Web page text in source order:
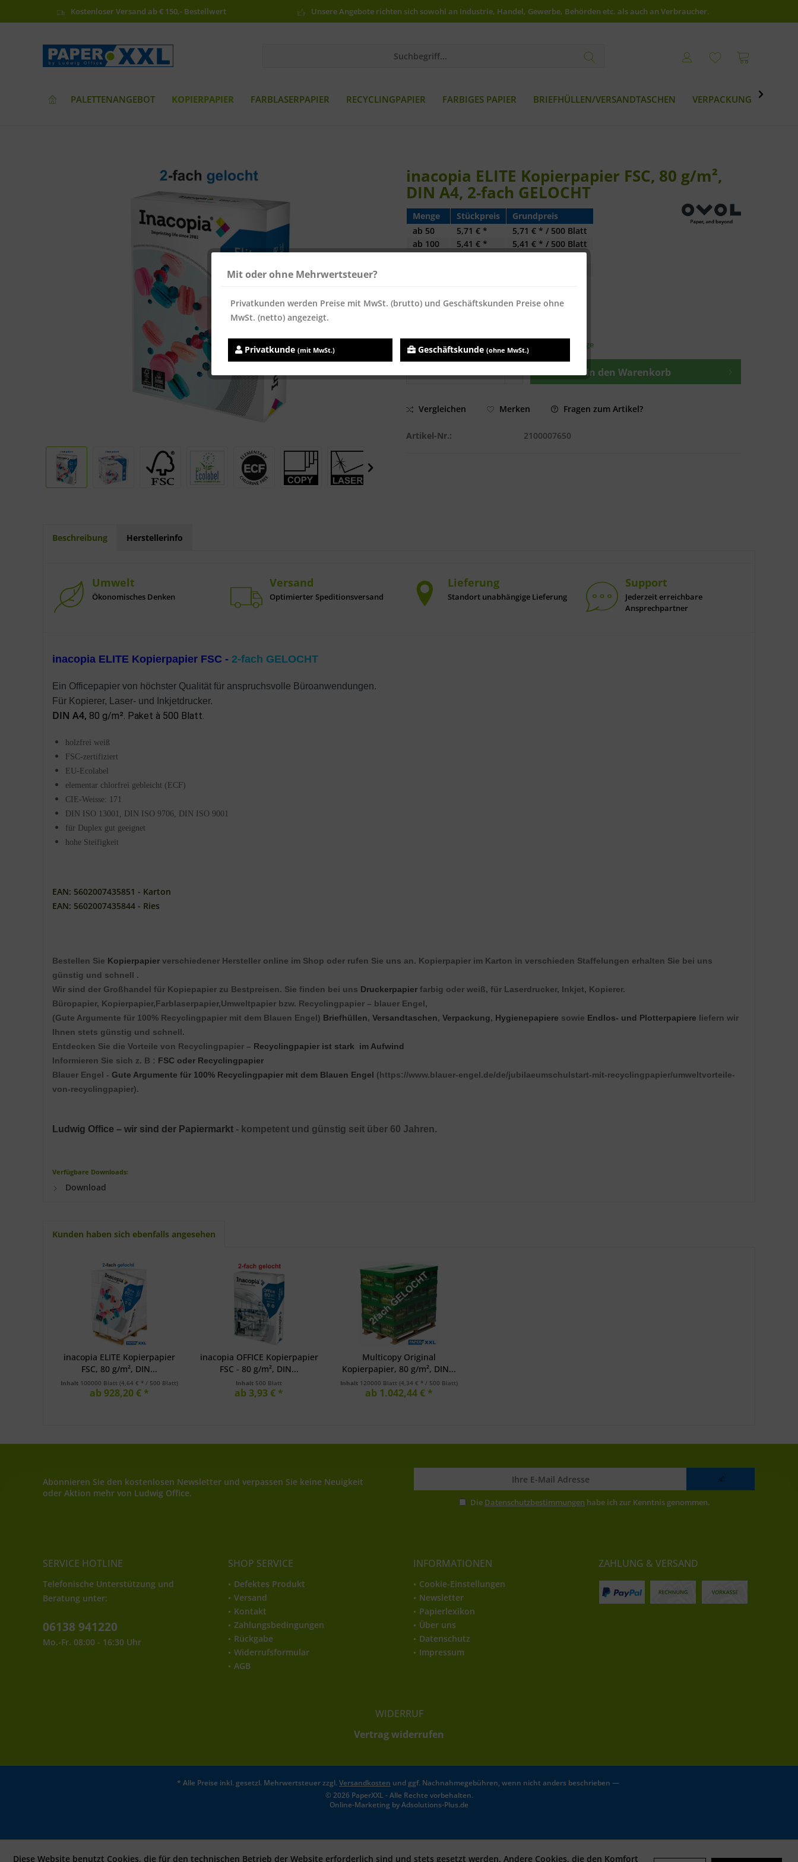
Kostenloser Versand ab € 150,- Bestellwert Unsere Angebote richten sich sowohl an Industrie, Handel, Gewerbe, Behörden etc. als auch an Verbraucher.
PALETTENANGEBOT KOPIERPAPIER FARBLASERPAPIER RECYCLINGPAPIER FARBIGES PAPIER BRIEFHÜLLEN/VERSANDTASCHEN VERPACKUNG 
inacopia ELITE Kopierpapier FSC, 80 g/m²,
DIN A4, 2-fach GELOCHT
Menge Stückpreis
Grundpreis
ab 50 5,71 € *
5,71 € * / 500 Blatt
ab 100 5,41 € *
5,41 € * / 500 Blatt
4,88 € * / 500 Blatt
Inhalt:500 Blatt
Sofort versandfertig, Lieferzeit ca. 1-3 Werktage
In den Warenkorb
Vergleichen Merken Fragen zum Artikel?
Artikel-Nr.: 2100007650
Beschreibung Herstellerinfo
Umwelt
Ökonomisches Denken
Versand
Optimierter Speditionsversand
Lieferung
Standort unabhängige Lieferung
Support
Jederzeit erreichbare
Ansprechpartner
inacopia ELITE Kopierpapier FSC - 2-fach GELOCHT
Ein Officepapier von höchster Qualität für anspruchsvolle Büroanwendungen.
Für Kopierer, Laser- und Inkjetdrucker.
DIN A4, 80 g/m². Paket à 500 Blatt.
holzfrei weiß
FSC-zertifiziert
EU-Ecolabel
elementar chlorfrei gebleicht (ECF)
CIE-Weisse: 171
DIN ISO 13001, DIN ISO 9706, DIN ISO 9001
für Duplex gut geeignet
hohe Steifigkeit
EAN: 5602007435851 - Karton
EAN: 5602007435844 - Ries
Bestellen Sie Kopierpapier verschiedener Hersteller online im Shop oder rufen Sie uns an. Kopierpapier im Karton in verschieden Staffelungen erhalten Sie bei uns
günstig und schnell .
Wir sind der Großhandel für Kopiepapier zu Bestpreisen. Sie finden bei uns Druckerpapier farbig oder weiß, für Laserdrucker, Inkjet, Kopierer.
Büropapier, Kopierpapier,Farblaserpapier,Umweltpapier bzw. Recyclingpapier – blauer Engel,
(Gute Argumente für 100% Recyclingpapier mit dem Blauen Engel) Briefhüllen, Versandtaschen, Verpackung, Hygienepapiere sowie Endlos- und Plotterpapiere liefern wir
Ihnen stets günstig und schnell.
Entdecken Sie die Vorteile von Recyclingpapier – Recyclingpapier ist stark im Aufwind
Informieren Sie sich z. B : FSC oder Recyclingpapier
Blauer Engel - Gute Argumente für 100% Recyclingpapier mit dem Blauen Engel (https://www.blauer-engel.de/de/jubilaeumschulstart-mit-recyclingpapier/umweltvorteile-
von-recyclingpapier).
Ludwig Office – wir sind der Papiermarkt - kompetent und günstig seit über 60 Jahren.
Verfügbare Downloads:
Download
Kunden haben sich ebenfalls angesehen
inacopia ELITE Kopierpapier
FSC, 80 g/m², DIN...
Inhalt 100000 Blatt (4,64 € * / 500 Blatt)
ab 928,20 € *
inacopia OFFICE Kopierpapier
FSC - 80 g/m², DIN...
Inhalt 500 Blatt
ab 3,93 € *
Multicopy Original
Kopierpapier, 80 g/m², DIN...
Inhalt 120000 Blatt (4,34 € * / 500 Blatt)
ab 1.042,44 € *
Abonnieren Sie den kostenlosen Newsletter und verpassen Sie keine Neuigkeit
oder Aktion mehr von Ludwig Office.
Die Datenschutzbestimmungen habe ich zur Kenntnis genommen.
SERVICE HOTLINE
Telefonische Unterstützung und
Beratung unter:
06138 941220
Mo.-Fr. 08:00 - 16:30 Uhr
SHOP SERVICE
Defektes Produkt
Versand
Kontakt
Zahlungsbedingungen
Rückgabe
Widerrufsformular
AGB
INFORMATIONEN
Cookie-Einstellungen
Newsletter
Papierlexikon
Über uns
Datenschutz
Impressum
ZAHLUNG & VERSAND
WIDERRUF
Vertrag widerrufen
* Alle Preise inkl. gesetzl. Mehrwertsteuer zzgl.Versandkosten und ggf. Nachnahmegebühren, wenn nicht anders beschrieben —
© 2026 PaperXXL - Alle Rechte vorbehalten.
Online-Marketing byAdsolutions-Plus.de
Diese Website benutzt Cookies, die für den technischen Betrieb der Website erforderlich sind und stets gesetzt werden. Andere Cookies, die den Komfort
Mit oder ohne Mehrwertsteuer?
Privatkunden werden Preise mit MwSt. (brutto) und Geschäftskunden Preise ohne
MwSt. (netto) angezeigt.
Privatkunde (mit MwSt.) Geschäftskunde (ohne MwSt.)